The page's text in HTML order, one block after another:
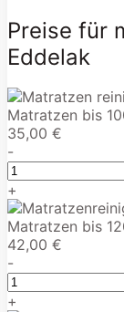
Preise für
Eddelak
Matratzen bis
35,00 €
-
+
Matratzen bis
42,00 €
-
+